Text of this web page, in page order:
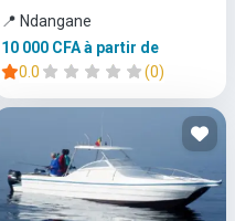
📍 Ndangane
10 000 CFAà partir de
0.0
(0)